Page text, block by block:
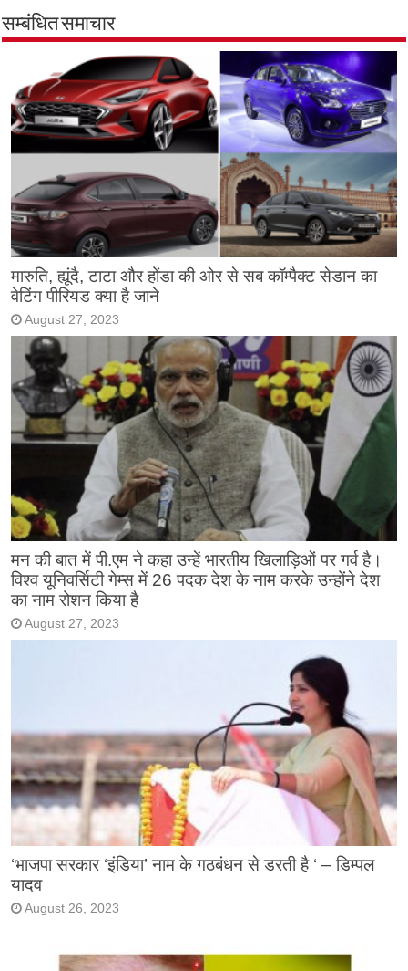
सम्बंधित समाचार
मारुति, ह्यूंदै, टाटा और होंडा की ओर से सब कॉम्पैक्ट सेडान का
वेटिंग पीरियड क्या है जाने
August 27, 2023
मन की बात में पी.एम ने कहा उन्हें भारतीय खिलाड़िओं पर गर्व है।
विश्व यूनिवर्सिटी गेम्स में 26 पदक देश के नाम करके उन्होंने देश
का नाम रोशन किया है
August 27, 2023
‘भाजपा सरकार ‘इंडिया’ नाम के गठबंधन से डरती है ‘ – डिम्पल
यादव
August 26, 2023